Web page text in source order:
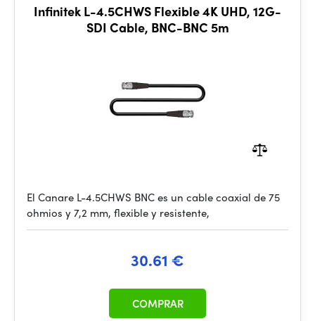
Infinitek L-4.5CHWS Flexible 4K UHD, 12G-
SDI Cable, BNC-BNC 5m
El Canare L-4.5CHWS BNC es un cable coaxial de 75
ohmios y 7,2 mm, flexible y resistente,
30.61 €
COMPRAR